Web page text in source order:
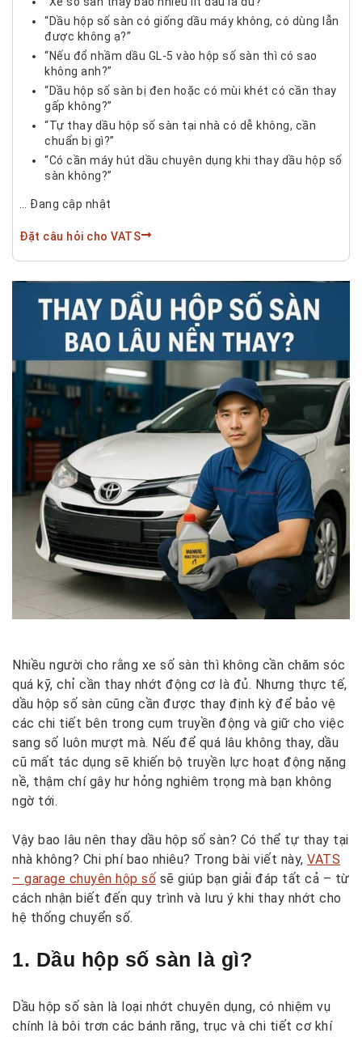
“Dầu hộp số sàn có giống dầu máy không, có dùng lẫn
được không ạ?”
“Nếu đổ nhầm dầu GL-5 vào hộp số sàn thì có sao
không anh?”
“Dầu hộp số sàn bị đen hoặc có mùi khét có cần thay
gấp không?”
“Tự thay dầu hộp số sàn tại nhà có dễ không, cần
chuẩn bị gì?”
“Có cần máy hút dầu chuyên dụng khi thay dầu hộp số
sàn không?”
… Đang cập nhật
Đặt câu hỏi cho VATS
Nhiều người cho rằng xe số sàn thì không cần chăm sóc
quá kỹ, chỉ cần thay nhớt động cơ là đủ. Nhưng thực tế,
dầu hộp số sàn cũng cần được thay định kỳ để bảo vệ
các chi tiết bên trong cụm truyền động và giữ cho việc
sang số luôn mượt mà. Nếu để quá lâu không thay, dầu
cũ mất tác dụng sẽ khiến bộ truyền lực hoạt động nặng
nề, thậm chí gây hư hỏng nghiêm trọng mà bạn không
ngờ tới.
Vậy bao lâu nên thay dầu hộp số sàn? Có thể tự thay tại
nhà không? Chi phí bao nhiêu? Trong bài viết này, VATS
– garage chuyên hộp số sẽ giúp bạn giải đáp tất cả – từ
cách nhận biết đến quy trình và lưu ý khi thay nhớt cho
hệ thống chuyển số.
1. Dầu hộp số sàn là gì?
Dầu hộp số sàn là loại nhớt chuyên dụng, có nhiệm vụ
chính là bôi trơn các bánh răng, trục và chi tiết cơ khí